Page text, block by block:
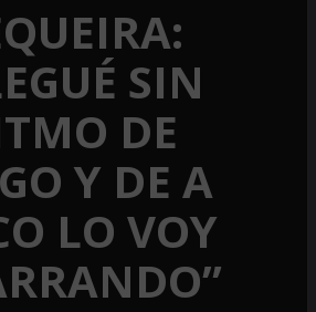
SIN
DE
Y DE A
LO VOY